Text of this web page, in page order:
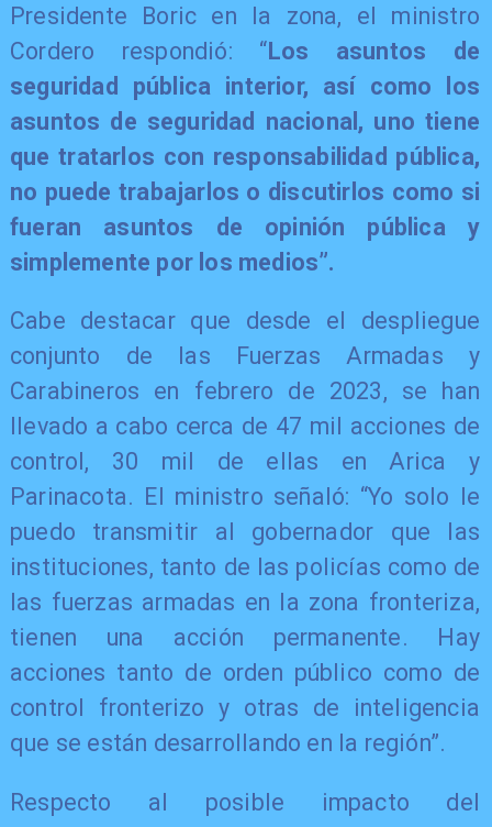
Presidente Boric en la zona, el ministro
Cordero respondió: “Los asuntos de
seguridad pública interior, así como los
asuntos de seguridad nacional, uno tiene
que tratarlos con responsabilidad pública,
no puede trabajarlos o discutirlos como si
fueran asuntos de opinión pública y
simplemente por los medios”.
Cabe destacar que desde el despliegue
conjunto de las Fuerzas Armadas y
Carabineros en febrero de 2023, se han
llevado a cabo cerca de 47 mil acciones de
control, 30 mil de ellas en Arica y
Parinacota. El ministro señaló: “Yo solo le
puedo transmitir al gobernador que las
instituciones, tanto de las policías como de
las fuerzas armadas en la zona fronteriza,
tienen una acción permanente. Hay
acciones tanto de orden público como de
control fronterizo y otras de inteligencia
que se están desarrollando en la región”.
Respecto al posible impacto del